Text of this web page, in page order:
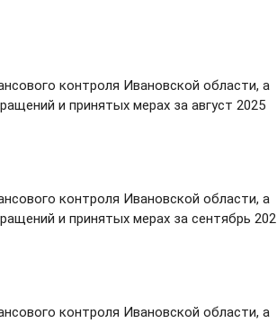
контроля Ивановской области, а
и принятых мерах за август 2025
контроля Ивановской области, а
и принятых мерах за сентябрь
контроля Ивановской области, а